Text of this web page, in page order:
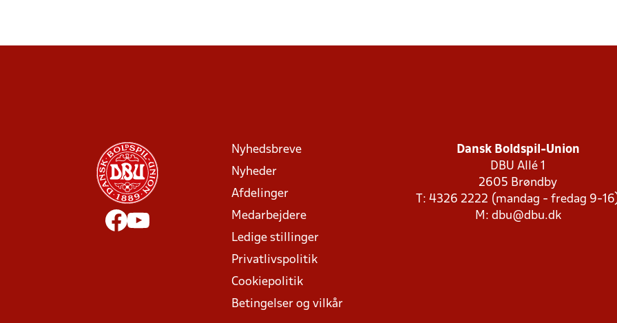
Nyhedsbreve
Nyheder
Afdelinger
Medarbejdere
Ledige stillinger
Privatlivspolitik
Cookiepolitik
Betingelser og vilkår
Dansk Boldspil-Union
DBU Allé 1
2605 Brøndby
T: 4326 2222 (mandag - fredag 9-
M: dbu@dbu.dk